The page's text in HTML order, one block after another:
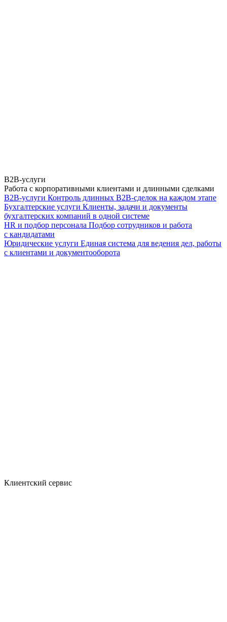
B2B-услуги
Работа с корпоративными клиентами и длинными сделками
B2B-услуги Контроль длинных B2B-сделок на каждом этапе
Бухгалтерские услуги Клиенты, задачи и документы
бухгалтерских компаний в одной системе
HR и подбор персонала Подбор сотрудников и работа
с кандидатами
Юридические услуги Единая система для ведения дел, работы
с клиентами и документооборота
Клиентский сервис